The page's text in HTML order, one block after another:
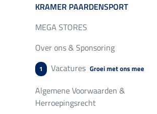
KRAMER PAARDENSPORT
MEGA STORES
Over ons & Sponsoring
1 Vacatures Groei met ons mee
Algemene Voorwaarden &
Herroepingsrecht